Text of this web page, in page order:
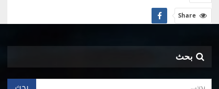
Share
بحث